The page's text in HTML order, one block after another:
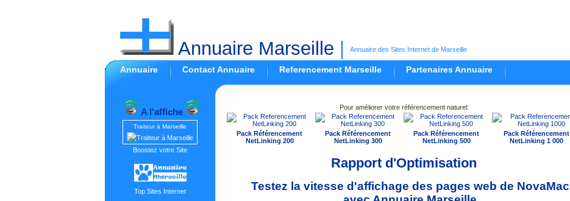
Annuaire Marseille Annuaire des Sites Internet de Marseille
Annuaire Contact Annuaire Referencement Marseille Partenaires Annuaire
A l'affiche
Traiteur à Marseille
Boostez votre Site
Top Sites Internet
Pour améliorer votre référencement naturel:
Pack Référencement
NetLinking 200
Pack Référencement
NetLinking 300
Pack Référencement
NetLinking 500
Pack Référencement
NetLinking 1 000
Rapport d'Optimisation
Testez la vitesse d'affichage des pages web de NovaMac